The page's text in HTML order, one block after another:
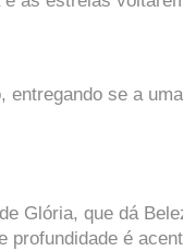
se a
Glória, que dá
profundidade é